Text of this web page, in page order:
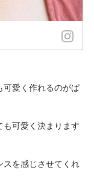
可愛く作れるのがぱ
も可愛く決まります
スを感じさせてくれ